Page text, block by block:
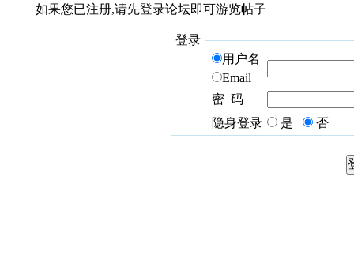
如果您已注册,请先登录论坛即可游览帖子
登录
用户名
Email
密 码
隐身登录
是 否